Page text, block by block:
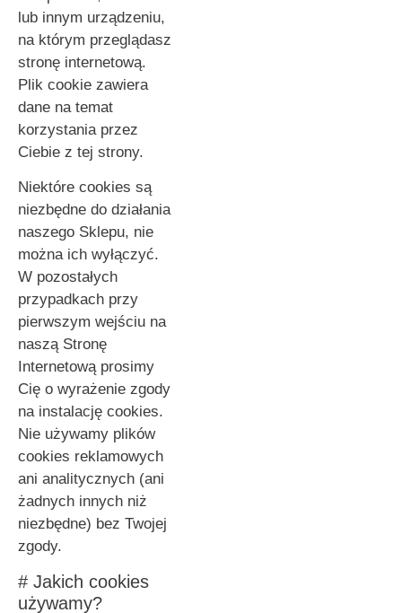
lub innym urządzeniu,
na którym przeglądasz
stronę internetową.
Plik cookie zawiera
dane na temat
korzystania przez
Ciebie z tej strony.
Niektóre cookies są
niezbędne do działania
naszego Sklepu, nie
można ich wyłączyć.
W pozostałych
przypadkach przy
pierwszym wejściu na
naszą Stronę
Internetową prosimy
Cię o wyrażenie zgody
na instalację cookies.
Nie używamy plików
cookies reklamowych
ani analitycznych (ani
żadnych innych niż
niezbędne) bez Twojej
zgody.
# Jakich cookies
używamy?